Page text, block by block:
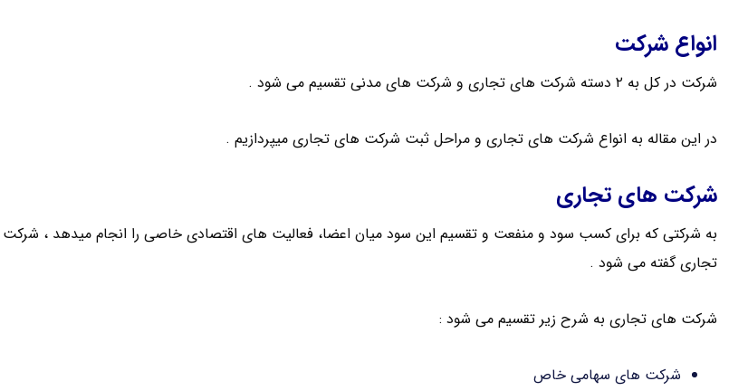
انواع شرکت
شرکت در کل به ۲ دسته شرکت های تجاری و شرکت های مدنی تقسیم می شود .
در این مقاله به انواع شرکت های تجاری و مراحل ثبت شرکت های تجاری میپردازیم .
شرکت های تجاری
به شرکتی که برای کسب سود و منفعت و تقسیم این سود میان اعضا، فعالیت های اقتصادی خاصی را انجام میدهد ، شرکت
تجاری گفته می شود .
شرکت های تجاری به شرح زیر تقسیم می شود :
شرکت های سهامی خاص